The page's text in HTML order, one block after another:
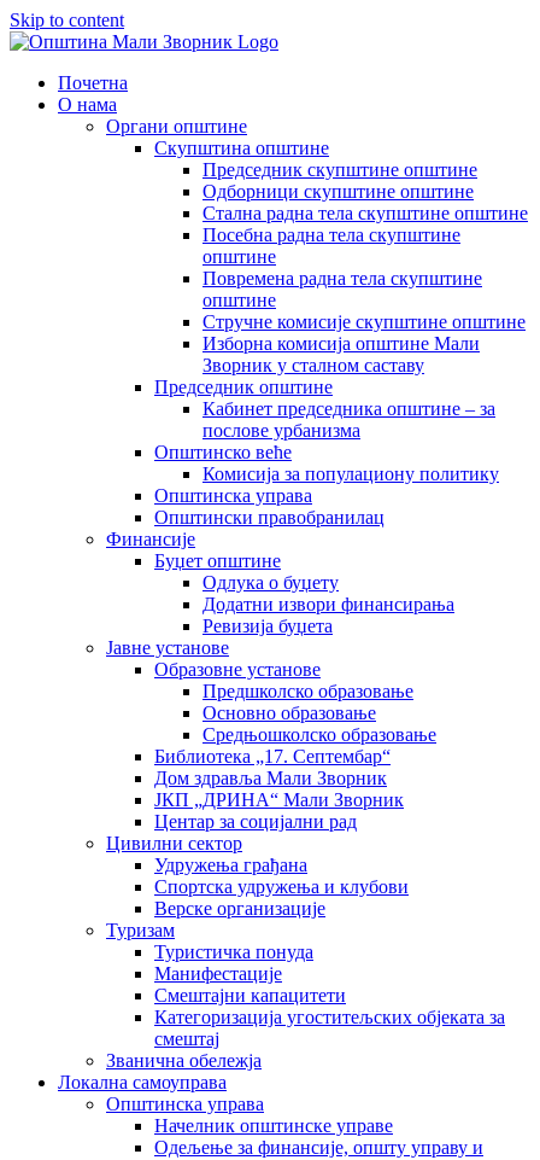
Skip to content
Почетна
О нама
Органи општине
Скупштина општине
Председник скупштине општине
Одборници скупштине општине
Стална радна тела скупштине општине
Посебна радна тела скупштине
општине
Повремена радна тела скупштине
општине
Стручне комисије скупштине општине
Изборна комисија општине Мали
Зворник у сталном саставу
Председник општине
Кабинет председника општине – за
послове урбанизма
Општинско веће
Комисија за популациону политику
Општинска управа
Општински правобранилац
Финансије
Буџет општине
Одлука о буџету
Додатни извори финансирања
Ревизија буџета
Јавне установе
Образовне установе
Предшколско образовање
Основно образовање
Средњошколско образовање
Библиотека „17. Септембар“
Дом здравља Мали Зворник
ЈКП „ДРИНА“ Мали Зворник
Центар за социјални рад
Цивилни сектор
Удружења грађана
Спортска удружења и клубови
Верске организације
Туризам
Туристичка понуда
Манифестације
Смештајни капацитети
Категоризација угоститељских објеката за
смештај
Званична обележја
Локална самоуправа
Општинска управа
Начелник општинске управе
Одељење за финансије, општу управу и